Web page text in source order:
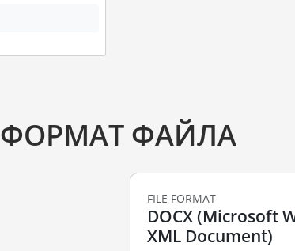
ФОРМАТ ФАЙЛА
FILE FORMAT
DOCX (Microsoft
XML Document)